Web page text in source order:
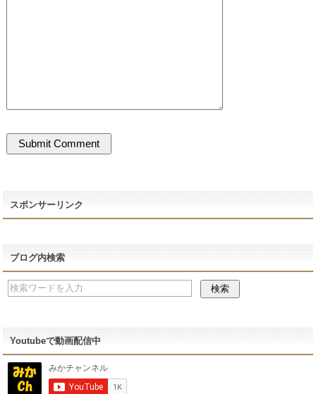
スポンサーリンク
ブログ内検索
Youtubeで動画配信中